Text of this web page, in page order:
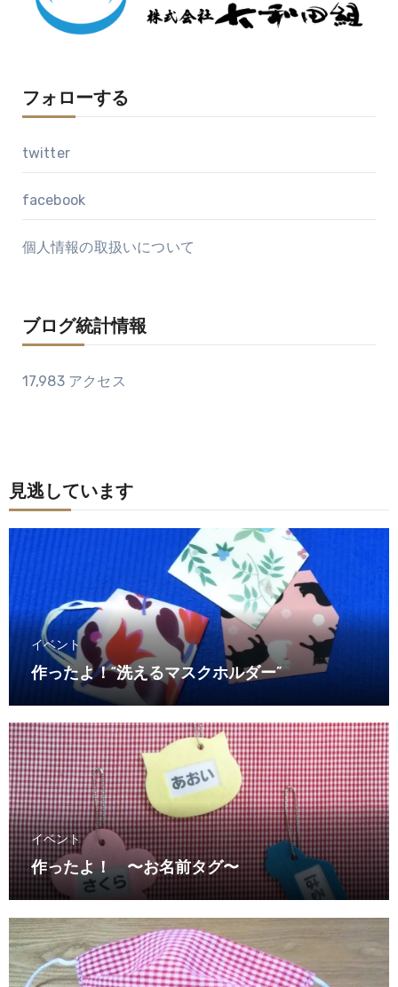
フォローする
twitter
facebook
個人情報の取扱いについて
ブログ統計情報
17,983 アクセス
見逃しています
イベント
作ったよ！“洗えるマスクホルダー”
イベント
作ったよ！ 〜お名前タグ〜